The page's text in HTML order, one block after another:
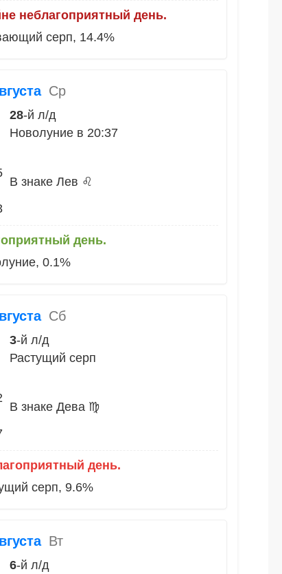
неблагоприятный день.
серп, 14.4%
Ср
28-й л/д
Новолуние в 20:37
В знаке Лев ♌
день.
0.1%
Сб
3-й л/д
Растущий серп
В знаке Дева ♍
день.
серп, 9.6%
Вт
6-й л/д